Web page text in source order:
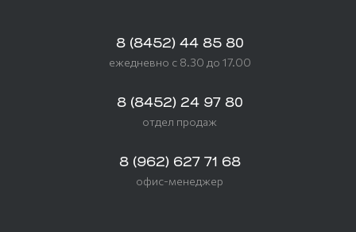
8 (8452) 44 85 80
ежедневно с 8.30 до 17.00
8 (8452) 24 97 80
отдел продаж
8 (962) 627 71 68
офис-менеджер